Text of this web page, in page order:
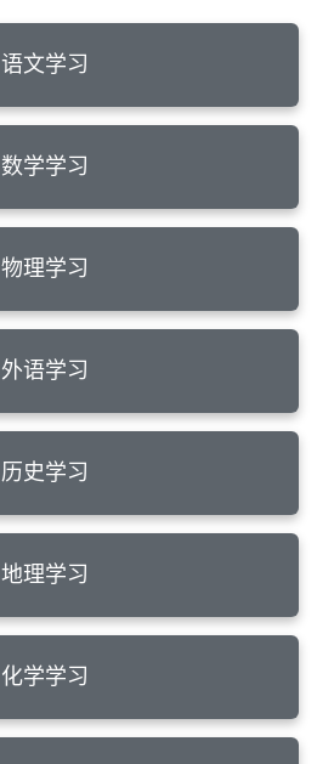
语文学习
数学学习
物理学习
外语学习
历史学习
地理学习
化学学习